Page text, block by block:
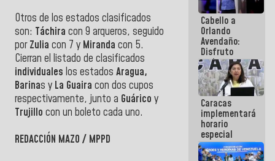
Otros de los estados clasificados
son: Táchira con 9 arqueros, seguido
porZulia con 7 y Miranda con 5.
Cierran el listado de clasificados
individuales los estados Aragua,
Barinas y La Guaira con dos cupos
respectivamente, junto a Guárico y
Trujillo con un boleto cada uno.
REDACCIÓN MAZO / MPPD
Cabello a
Orlando
Avendaño:
Disfruto
cada vez
que escribes
porque lo
que haces
es
embarrarla
Caracas
implementará
horario
especial
para
adaptarse